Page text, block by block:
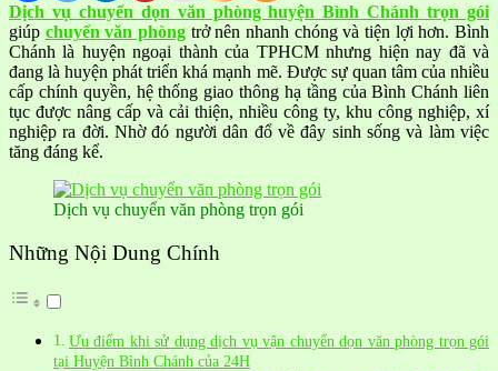
Dịch vụ chuyển dọn văn phòng huyện Bình Chánh trọn gói
giúp chuyển văn phòng trở nên nhanh chóng và tiện lợi hơn. Bình
Chánh là huyện ngoại thành của TPHCM nhưng hiện nay đã và
đang là huyện phát triển khá mạnh mẽ. Được sự quan tâm của nhiều
cấp chính quyền, hệ thống giao thông hạ tầng của Bình Chánh liên
tục được nâng cấp và cải thiện, nhiều công ty, khu công nghiệp, xí
nghiệp ra đời. Nhờ đó người dân đổ về đây sinh sống và làm việc
tăng đáng kể.
Dịch vụ chuyển văn phòng trọn gói
Những Nội Dung Chính
Ưu điểm khi sử dụng dịch vụ vận chuyển dọn văn phòng trọn gói
tại Huyện Bình Chánh của 24H